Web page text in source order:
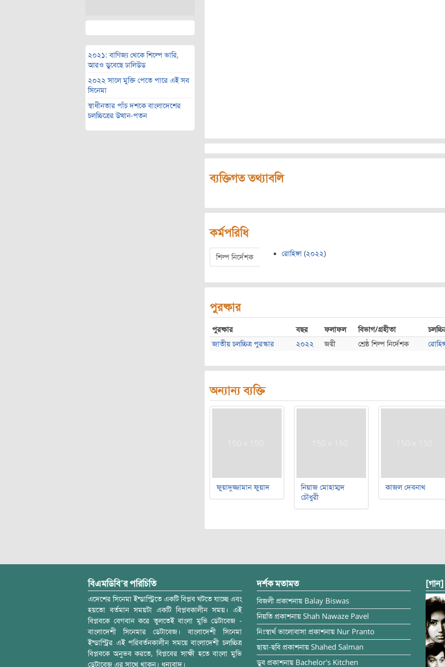
২০২১: বাণিজ্য থেকে শিল্পে ভারি,
আরও ডুবেছে ঢালিউড
২০২২ সালে মুক্তি পেতে পারে এই সব
সিনেমা
স্বাধীনতার পাঁচ দশকে বাংলাদেশের
চলচ্চিত্রের উত্থান-পতন
ব্যক্তিগত তথ্যাবলি
কর্মপরিধি
শিল্প নির্দেশক রোহিঙ্গা (২০২২)
পুরষ্কার
পুরষ্কার বছর ফলাফল বিভাগ/গ্রহীতা
জাতীয় চলচ্চিত্র পুরস্কার
২০২২ জয়ী শ্রেষ্ঠ শিল্প নির্দেশক
অন্যান্য ব্যক্তি
ফুয়াদুজ্জামান ফুয়াদ
নিয়াজ মোহাম্মদ
চৌধুরী
কাজল দেবনাথ
বিএমডিবি’র পরিচিতি
এদেশের সিনেমা ইন্ডাস্ট্রিতে একটি বিপ্লব ঘটতে যাচ্ছে এবং
হয়তো বর্তমান সময়টা একটি বিপ্লবকালীন সময়। এই
বিপ্লবকে বেগবান করে তুলতেই বাংলা মুভি ডেটাবেজ -
বাংলাদেশী সিনেমার ডেটাবেজ। বাংলাদেশী সিনেমা
ইন্ডাস্ট্রির এই পরিবর্তনকালীন সময়ে বাংলাদেশী চলচ্চিত্র
বিপ্লবকে অনুভব করতে, বিপ্লবের সাক্ষী হতে বাংলা মুভি
ডেটাবেজ এর সাথে থাকুন। ধন্যবাদ।
দর্শক মতামত
বিজলী প্রকাশনায় Balay Biswas
নিয়তি প্রকাশনায় Shah Nawaze Pavel
নিঃস্বার্থ ভালোবাসা প্রকাশনায় Nur Pranto
ছায়া-ছবি প্রকাশনায় Shahed Salman
ডুব প্রকাশনায় Bachelor's Kitchen
[গান]